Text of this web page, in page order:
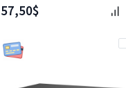
57,50$